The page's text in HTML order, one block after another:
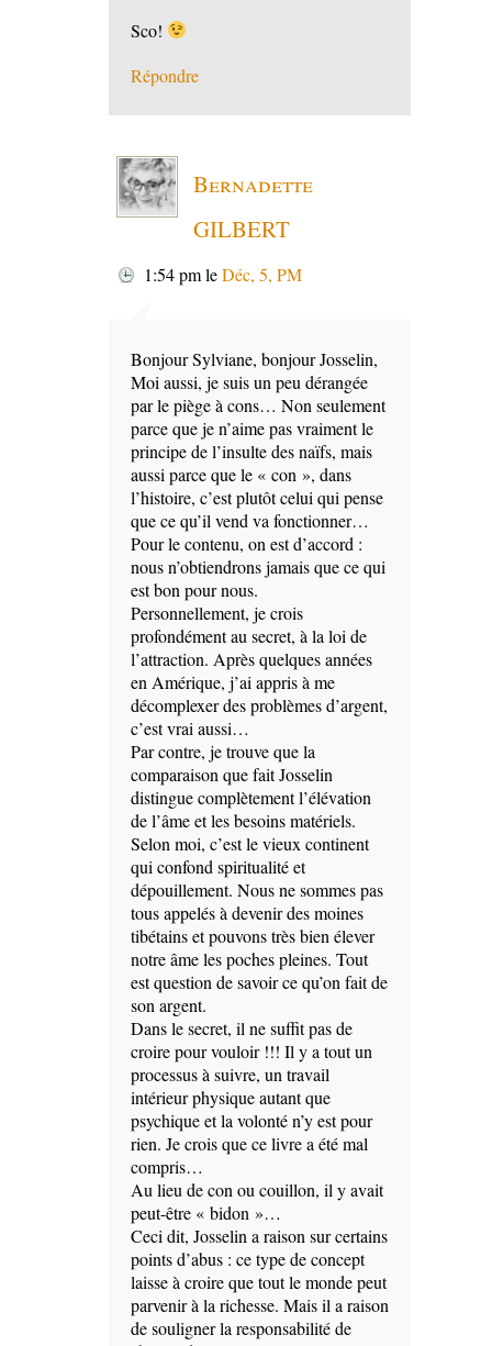
Sco!
Répondre
Bernadette
GILBERT
1:54 pmleDéc, 5, PM
Bonjour Sylviane, bonjour Josselin,
Moi aussi, je suis un peu dérangée
par le piège à cons… Non seulement
parce que je n’aime pas vraiment le
principe de l’insulte des naïfs, mais
aussi parce que le « con », dans
l’histoire, c’est plutôt celui qui pense
que ce qu’il vend va fonctionner…
Pour le contenu, on est d’accord :
nous n’obtiendrons jamais que ce qui
est bon pour nous.
Personnellement, je crois
profondément au secret, à la loi de
l’attraction. Après quelques années
en Amérique, j’ai appris à me
décomplexer des problèmes d’argent,
c’est vrai aussi…
Par contre, je trouve que la
comparaison que fait Josselin
distingue complètement l’élévation
de l’âme et les besoins matériels.
Selon moi, c’est le vieux continent
qui confond spiritualité et
dépouillement. Nous ne sommes pas
tous appelés à devenir des moines
tibétains et pouvons très bien élever
notre âme les poches pleines. Tout
est question de savoir ce qu’on fait de
son argent.
Dans le secret, il ne suffit pas de
croire pour vouloir !!! Il y a tout un
processus à suivre, un travail
intérieur physique autant que
psychique et la volonté n’y est pour
rien. Je crois que ce livre a été mal
compris…
Au lieu de con ou couillon, il y avait
peut-être « bidon »…
Ceci dit, Josselin a raison sur certains
points d’abus : ce type de concept
laisse à croire que tout le monde peut
parvenir à la richesse. Mais il a raison
de souligner la responsabilité de